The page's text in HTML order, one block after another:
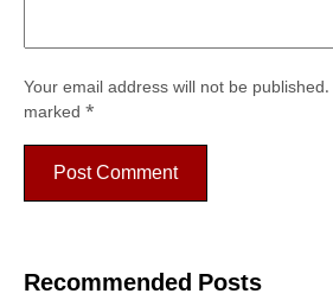
Your email address will not be published.
marked *
Recommended Posts